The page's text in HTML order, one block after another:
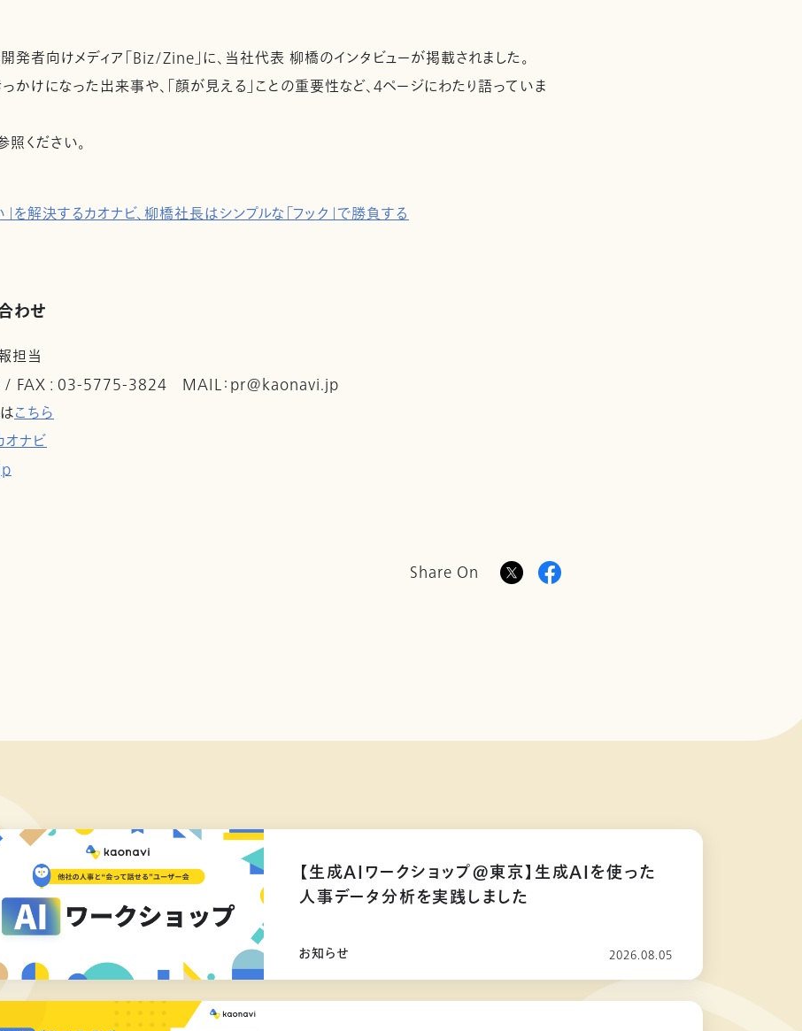
者向けメディア「Biz/Zine」に、当社代表 柳橋のインタビューが掲載されました。
っかけになった出来事や、「顔が見える」ことの重要性など、4ページにわたり語っていま
ください。
を解決するカオナビ、柳橋社長はシンプルな「フック」で勝負する
わせ
担当
/ FAX : 03-5775-3824 MAIL：pr@kaonavi.jp
こちら
ナビ
Share On
【生成AIワークショップ@東京】生成AIを使った
人事データ分析を実践しました
お知らせ 2026.08.05